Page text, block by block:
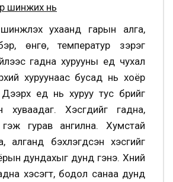
шинжих нь
ухаанд гарын алга,
өнгө, температур зэрэг
гадна хурууны үеүүд чухал
хуруунаас бусад нь хоёр
үеүүд нь хуруу тус бүрийг
хуваадаг. Хэсгүүдийг гадна,
гэж гурав ангилна. Хумстай
алганд бэхлэгдсэн хэсгийг
дундахыг дунд гэнэ. Хүний
хэсэгт, бодол санаа дунд